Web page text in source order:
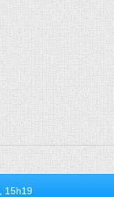
15h19